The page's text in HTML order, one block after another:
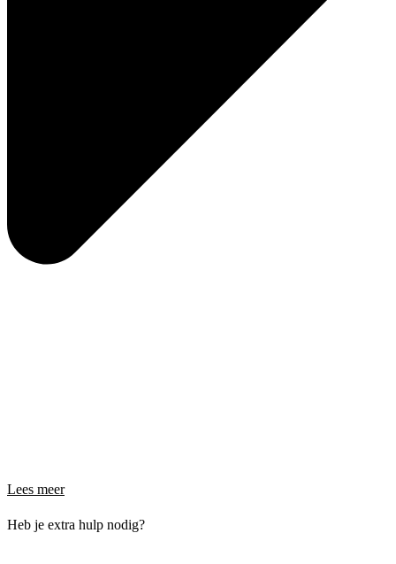
Lees meer
Heb je extra hulp nodig?